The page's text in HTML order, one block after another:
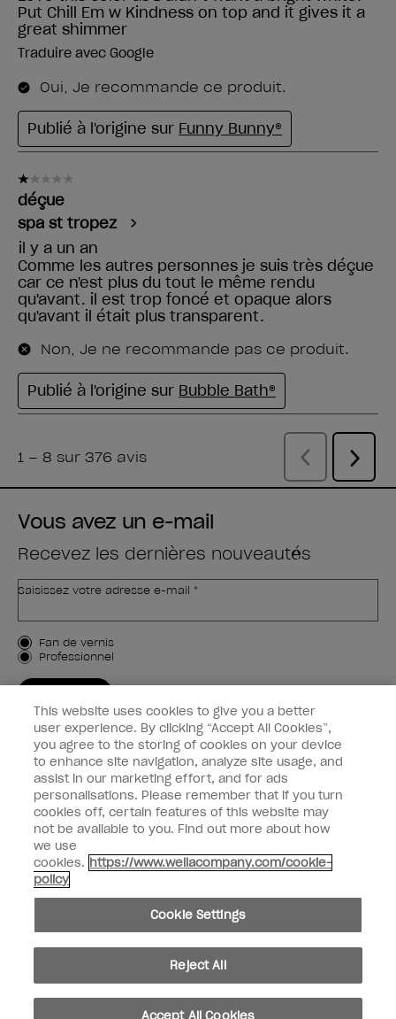
Vous avez un e-mail
Recevez les dernières nouveautés
Saisissez votre adresse e-mail *
Type de client
Fan de vernis
Professionnel
Informations clients
Connectez-Vous
facebookinstagramyoutube
Ne pas partager ou vendre des informations personnelles
Loi californienne sur la transparence des chaînes d'approvisionnement
© Copyright 2024, Wella Operations US LLC, Tous droits réservés.
This website uses cookies to give you a better
user experience. By clicking “Accept All Cookies”,
you agree to the storing of cookies on your device
to enhance site navigation, analyze site usage, and
assist in our marketing effort, and for ads
personalisations. Please remember that if you turn
cookies off, certain features of this website may
not be available to you. Find out more about how
we use
cookies. https://www.wellacompany.com/cookie-
policy
Cookie Settings
Reject All
Accept All Cookies